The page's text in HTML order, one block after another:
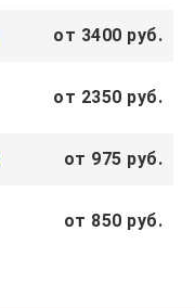
от 3400 руб.
от 2350 руб.
от 975 руб.
от 850 руб.